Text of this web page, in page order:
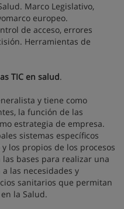
Marco Legislativo,
europeo.
de acceso, errores
Herramientas de
TIC en salud.
y tiene como
la función de las
estrategia de empresa.
sistemas específicos
los propios de los procesos
las bases para realizar una
las necesidades y
sanitarios que permitan
la Salud.